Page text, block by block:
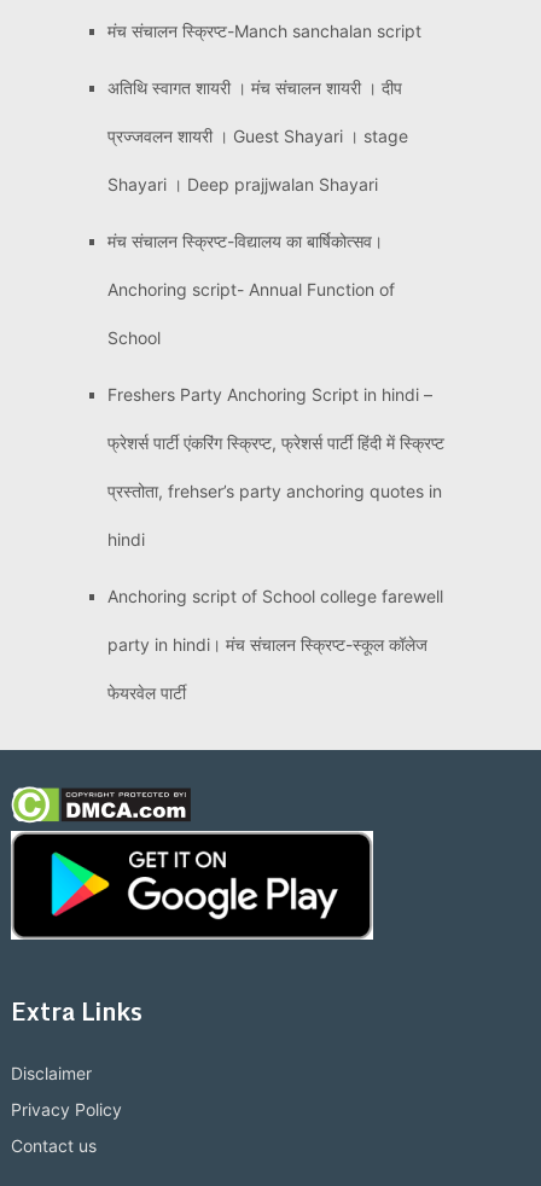
मंच संचालन स्क्रिप्ट-Manch sanchalan script
अतिथि स्वागत शायरी । मंच संचालन शायरी । दीप
प्रज्जवलन शायरी । Guest Shayari । stage
Shayari । Deep prajjwalan Shayari
मंच संचालन स्क्रिप्ट-विद्यालय का बार्षिकोत्सव।
Anchoring script- Annual Function of
School
Freshers Party Anchoring Script in hindi –
फ्रेशर्स पार्टी एंकरिंग स्क्रिप्ट, फ्रेशर्स पार्टी हिंदी में स्क्रिप्ट
प्रस्तोता, frehser’s party anchoring quotes in
hindi
Anchoring script of School college farewell
party in hindi। मंच संचालन स्क्रिप्ट-स्कूल कॉलेज
फेयरवेल पार्टी
Extra Links
Disclaimer
Privacy Policy
Contact us